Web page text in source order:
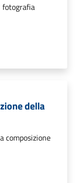
fotografia
della
composizione